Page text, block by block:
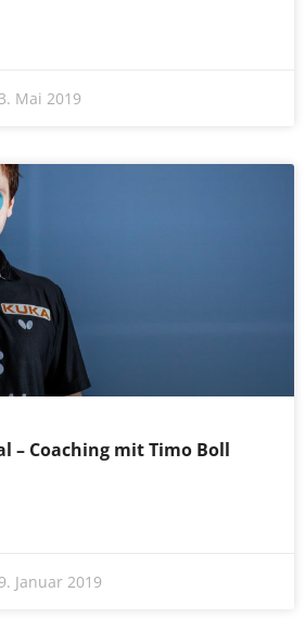
Mai 2019
– Coaching mit Timo Boll
Januar 2019